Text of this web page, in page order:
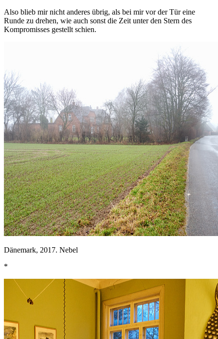
Also blieb mir nicht anderes übrig, als bei mir vor der Tür eine
Runde zu drehen, wie auch sonst die Zeit unter den Stern des
Kompromisses gestellt schien.
Dänemark, 2017. Nebel
*